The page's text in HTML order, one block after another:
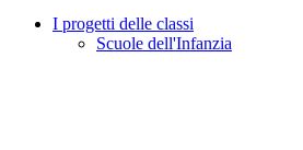
I progetti delle classi
Scuole dell'Infanzia